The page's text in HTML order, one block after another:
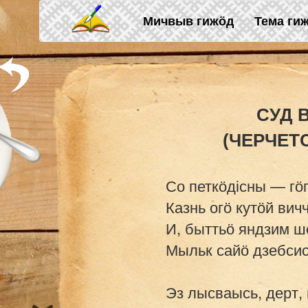
Skip to main content
Мичвыв гижӧд Тема
СУД
Со петкӧдісны —
Казнь огӧ кутӧй
И, быттьӧ яндзим
Мыльк сайӧ
Эз лысваысь, дерт,